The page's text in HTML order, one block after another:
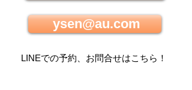
ysen@au.com
LINEでの予約、お問合せはこちら ！